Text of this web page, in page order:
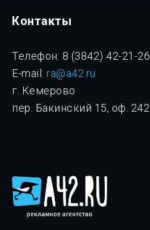
Контакты
Телефон: 8 (3842) 42-21-26
E-mail: ra@a42.ru
г. Кемерово
пер. Бакинский 15, оф. 242